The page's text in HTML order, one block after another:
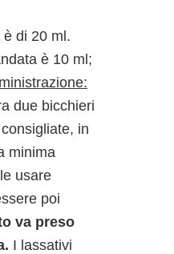
di 20 ml.
è 10 ml;
due bicchieri
in
minima
usare
poi
va preso
I lassativi